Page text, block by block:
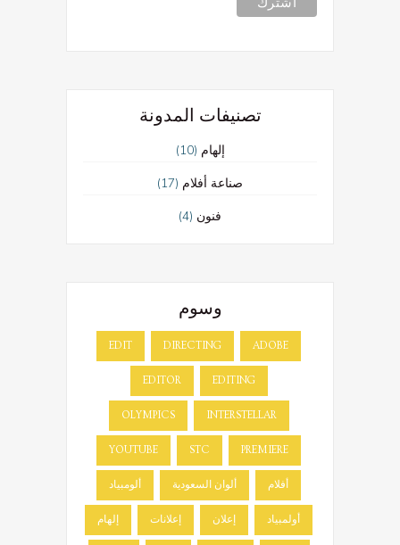
تصنيفات المدونة
إلهام (10)
صناعة أفلام (17)
فنون (4)
وسوم
ADOBE
DIRECTING
EDIT
EDITING
EDITOR
INTERSTELLAR
OLYMPICS
PREMIERE
STC
YOUTUBE
أفلام ألوان السعودية ألومبياد
أولمبياد إعلان إعلانات إلهام